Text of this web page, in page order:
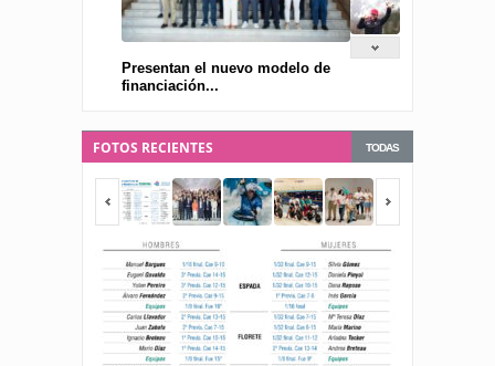
Presentan el nuevo modelo de
financiación...
TODAS
FOTOS RECIENTES